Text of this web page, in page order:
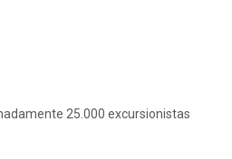
25.000 excursionistas